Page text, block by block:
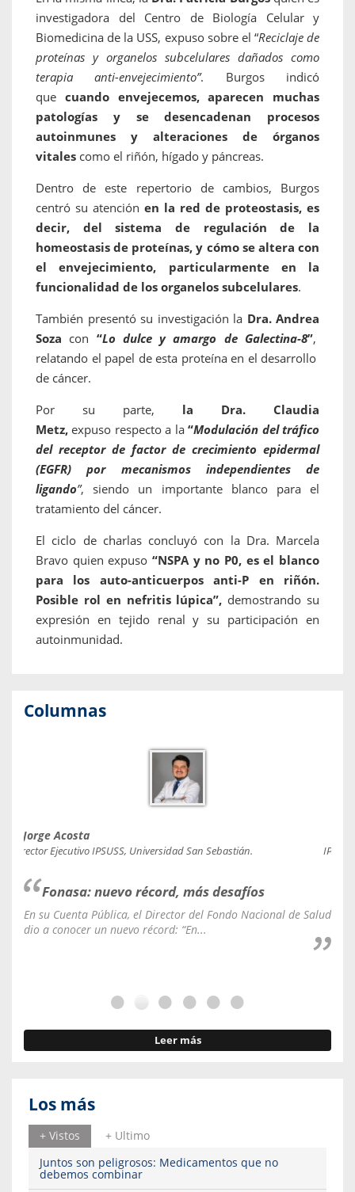
investigadora del Centro de Biología Celular y
Biomedicina de la USS, expuso sobre el “Reciclaje de
proteínas y organelos subcelulares dañados como
terapia anti-envejecimiento”. Burgos indicó
que cuando envejecemos, aparecen muchas
patologías y se desencadenan procesos
autoinmunes y alteraciones de órganos
vitales como el riñón, hígado y páncreas.
Dentro de este repertorio de cambios, Burgos
centró su atención en la red de proteostasis, es
decir, del sistema de regulación de la
homeostasis de proteínas, y cómo se altera con
el envejecimiento, particularmente en la
funcionalidad de los organelos subcelulares.
También presentó su investigación la Dra. Andrea
Soza con “Lo dulce y amargo de Galectina-8”,
relatando el papel de esta proteína en el desarrollo
de cáncer.
Por su parte, la Dra. Claudia
Metz,expuso respecto a la“Modulación del tráﬁco
del receptor de factor de crecimiento epidermal
(EGFR) por mecanismos independientes de
ligando”, siendo un importante blanco para el
tratamiento del cáncer.
El ciclo de charlas concluyó con la Dra. Marcela
Bravo quien expuso “NSPA y no P0, es el blanco
para los auto-anticuerpos anti-P en riñón.
Posible rol en nefritis lúpica”, demostrando su
expresión en tejido renal y su participación en
autoinmunidad.
Columnas
Jorge Acosta
Director Ejecutivo IPSUSS, Universidad San Sebastián.
Fonasa: nuevo récord, más desafíos
En su Cuenta Pública, el Director del Fondo Nacional de Salud
dio a conocer un nuevo récord: “En...
Leer más
Los más
+ Vistos
+ Ultimo
Juntos son peligrosos: Medicamentos que no
debemos combinar